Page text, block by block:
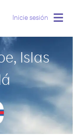
Inicie sesión
Islas